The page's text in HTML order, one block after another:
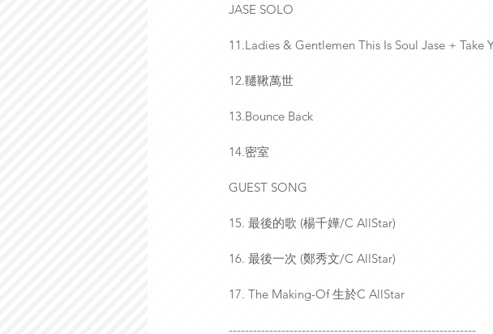
JASE SOLO
11.Ladies & Gentlemen This Is Soul Jase + Take
12.韆鞦萬世
13.Bounce Back
14.密室
GUEST SONG
15. 最後的歌 (楊千嬅/C AllStar)
16. 最後一次 (鄭秀文/C AllStar)
17. The Making-Of 生於C AllStar
-------------------------------------------------------------